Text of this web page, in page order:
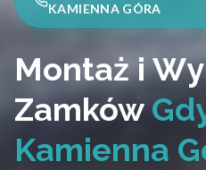
KAMIENNA GÓRA
Montaż i
Zamków
Kamienna